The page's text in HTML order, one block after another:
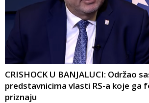
CRISHOCK U BANJALUCI: Održao
predstavnicima vlasti RS-a koje ga
priznaju